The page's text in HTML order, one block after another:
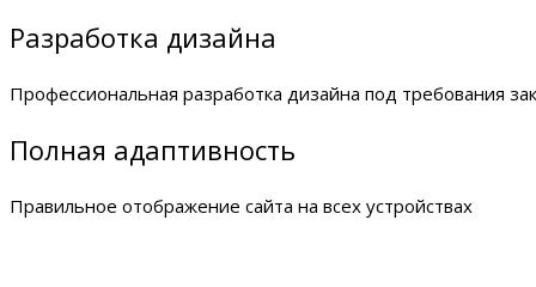
Разработка дизайна
Профессиональная разработка дизайна под требования
Полная адаптивность
Правильное отображение сайта на всех устройствах